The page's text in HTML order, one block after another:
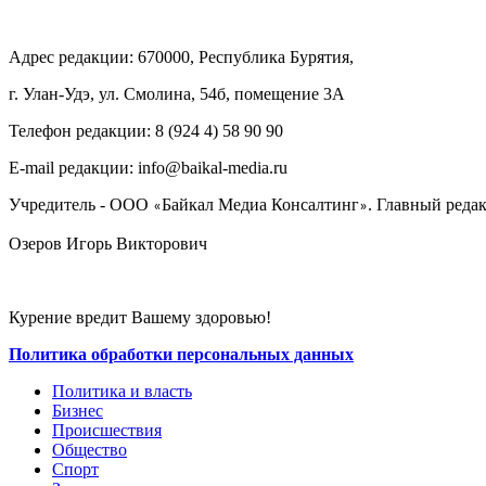
Адрес редакции: 670000, Республика Бурятия,
г. Улан-Удэ, ул. Смолина, 54б, помещение 3А
Телефон редакции: ‎‎8 (924 4) 58 90 90
E-mail редакции: info@baikal-media.ru
Учредитель - ООО «Байкал Медиа Консалтинг». Главный
Озеров Игорь Викторович
Курение вредит Вашему здоровью!
Политика обработки персональных данных
Политика и власть
Бизнес
Происшествия
Общество
Cпорт